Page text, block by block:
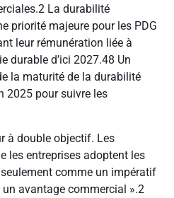
2 La durabilité
priorité majeure pour les PDG
leur rémunération liée à
durable d’ici 2027.48 Un
la maturité de la durabilité
2025 pour suivre les
à double objectif. Les
les entreprises adoptent les
comme un impératif
avantage commercial ».2